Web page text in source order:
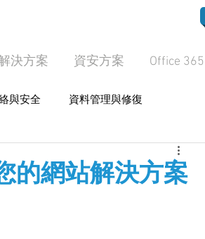
決方案 資安方案 Office 365
與安全 資料管理與修復
的網站解決方案